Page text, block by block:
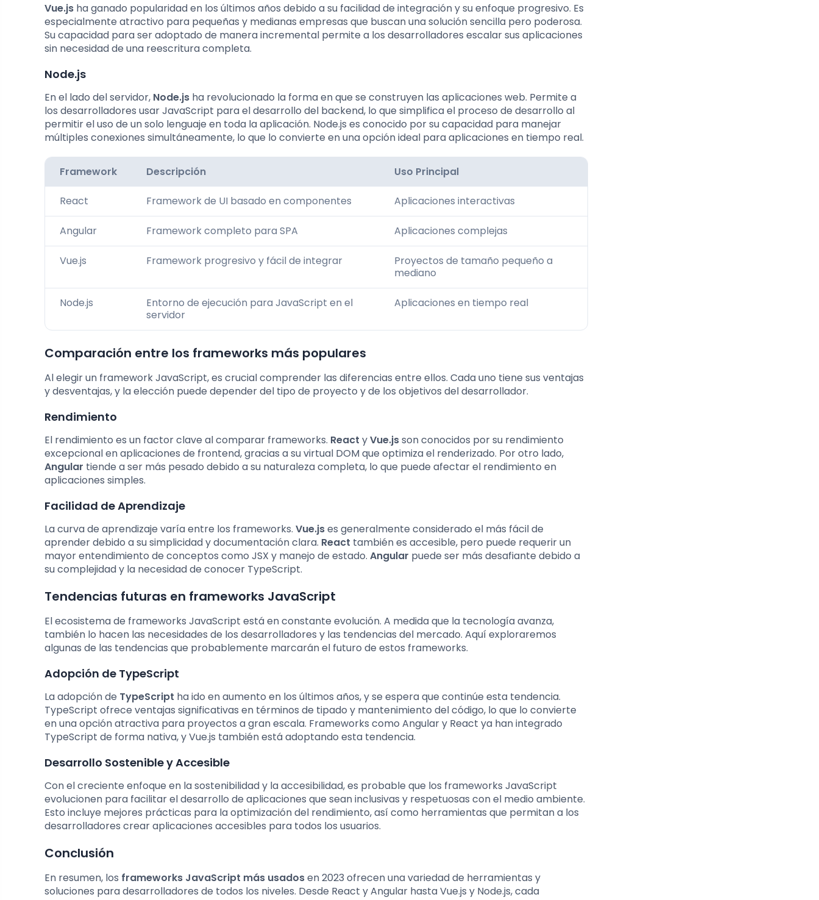
Vue.js ha ganado popularidad en los últimos años debido a su facilidad de integración y su enfoque progresivo. Es
especialmente atractivo para pequeñas y medianas empresas que buscan una solución sencilla pero poderosa.
Su capacidad para ser adoptado de manera incremental permite a los desarrolladores escalar sus aplicaciones
sin necesidad de una reescritura completa.
Node.js
En el lado del servidor, Node.js ha revolucionado la forma en que se construyen las aplicaciones web. Permite a
los desarrolladores usar JavaScript para el desarrollo del backend, lo que simplifica el proceso de desarrollo al
permitir el uso de un solo lenguaje en toda la aplicación. Node.js es conocido por su capacidad para manejar
múltiples conexiones simultáneamente, lo que lo convierte en una opción ideal para aplicaciones en tiempo real.
Framework Descripción Uso Principal
React Framework de UI basado en componentes Aplicaciones interactivas
Angular Framework completo para SPA Aplicaciones complejas
Vue.js Framework progresivo y fácil de integrar
Proyectos de tamaño pequeño a
mediano
Node.js
Entorno de ejecución para JavaScript en el
servidor
Aplicaciones en tiempo real
Comparación entre los frameworks más populares
Al elegir un framework JavaScript, es crucial comprender las diferencias entre ellos. Cada uno tiene sus ventajas
y desventajas, y la elección puede depender del tipo de proyecto y de los objetivos del desarrollador.
Rendimiento
El rendimiento es un factor clave al comparar frameworks. React yVue.jsson conocidos por su rendimiento
excepcional en aplicaciones de frontend, gracias a su virtual DOM que optimiza el renderizado. Por otro lado,
Angular tiende a ser más pesado debido a su naturaleza completa, lo que puede afectar el rendimiento en
aplicaciones simples.
Facilidad de Aprendizaje
La curva de aprendizaje varía entre los frameworks. Vue.jses generalmente considerado el más fácil de
aprender debido a su simplicidad y documentación clara. React también es accesible, pero puede requerir un
mayor entendimiento de conceptos como JSX y manejo de estado. Angular puede ser más desafiante debido a
su complejidad y la necesidad de conocer TypeScript.
Tendencias futuras en frameworks JavaScript
El ecosistema de frameworks JavaScript está en constante evolución. A medida que la tecnología avanza,
también lo hacen las necesidades de los desarrolladores y las tendencias del mercado. Aquí exploraremos
algunas de las tendencias que probablemente marcarán el futuro de estos frameworks.
Adopción de TypeScript
La adopción de TypeScript ha ido en aumento en los últimos años, y se espera que continúe esta tendencia.
TypeScript ofrece ventajas significativas en términos de tipado y mantenimiento del código, lo que lo convierte
en una opción atractiva para proyectos a gran escala. Frameworks como Angular y React ya han integrado
TypeScript de forma nativa, y Vue.js también está adoptando esta tendencia.
Desarrollo Sostenible y Accesible
Con el creciente enfoque en la sostenibilidad y la accesibilidad, es probable que los frameworks JavaScript
evolucionen para facilitar el desarrollo de aplicaciones que sean inclusivas y respetuosas con el medio ambiente.
Esto incluye mejores prácticas para la optimización del rendimiento, así como herramientas que permitan a los
desarrolladores crear aplicaciones accesibles para todos los usuarios.
Conclusión
En resumen, los frameworks JavaScript más usadosen 2023 ofrecen una variedad de herramientas y
soluciones para desarrolladores de todos los niveles. Desde React y Angular hasta Vue.js y Node.js, cada